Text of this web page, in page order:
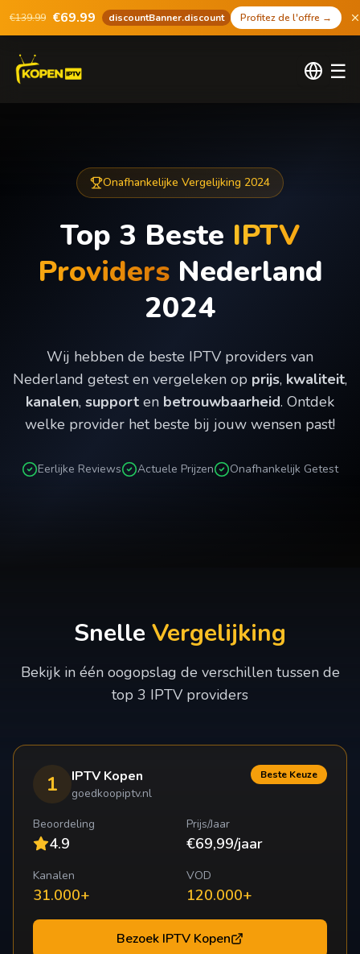
€139.99 €69.99 discountBanner.discount Profitez de l'offre →
☰
Onafhankelijke Vergelijking 2024
Top 3 Beste IPTV
ProvidersNederland
2024
Wij hebben de beste IPTV providers van
Nederland getest en vergeleken op prijs, kwaliteit,
kanalen, support en betrouwbaarheid. Ontdek
welke provider het beste bij jouw wensen past!
Eerlijke Reviews Actuele Prijzen Onafhankelijk Getest
SnelleVergelijking
Bekijk in één oogopslag de verschillen tussen de
top 3 IPTV providers
1 IPTV Kopen
goedkoopiptv.nl
Beste Keuze
Beoordeling
4.9
Prijs/Jaar
€69,99/jaar
Kanalen
31.000+
VOD
120.000+
Bezoek IPTV Kopen